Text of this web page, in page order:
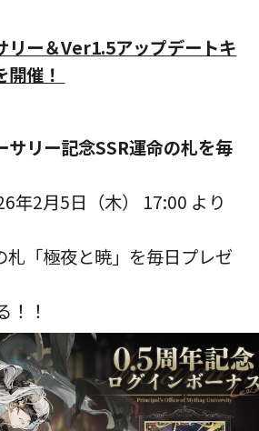
リー＆Ver1.5アップデートキ
催！
リー記念SSR運命の札を毎
年2月5日（木） 17:00 より
札「極夜と暁」を毎日プレゼ
！！